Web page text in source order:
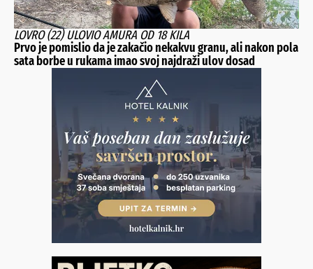
LOVRO (22) ULOVIO AMURA OD 18 KILA
Prvo je pomislio da je zakačio nekakvu granu, ali nakon pola
sata borbe u rukama imao svoj najdraži ulov dosad